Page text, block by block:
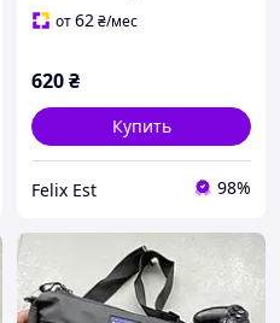
от62₴/мес
620₴
Купить
Felix Est 98%